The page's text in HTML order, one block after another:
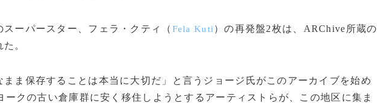
ーパースター、フェラ・クティ（ Fela Kuti ）の再発盤2枚は、ARChive所蔵の
。
まま保存することは本当に大切だ」と言うジョージ氏がこのアーカイブを始め
ークの古い倉庫群に安く移住しようとするアーティストらが、この地区に集ま